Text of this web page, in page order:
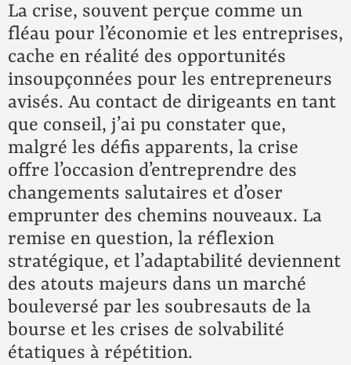
La crise, souvent perçue comme un
fléau pour l’économie et les entreprises,
cache en réalité des opportunités
insoupçonnées pour les entrepreneurs
avisés. Au contact de dirigeants en tant
que conseil, j’ai pu constater que,
malgré les défis apparents, la crise
offre l’occasion d’entreprendre des
changements salutaires et d’oser
emprunter des chemins nouveaux. La
remise en question, la réflexion
stratégique, et l’adaptabilité deviennent
des atouts majeurs dans un marché
bouleversé par les soubresauts de la
bourse et les crises de solvabilité
étatiques à répétition.